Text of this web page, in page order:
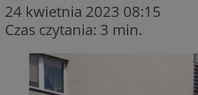
24 kwietnia 2023 08:15
Czas czytania: 3 min.